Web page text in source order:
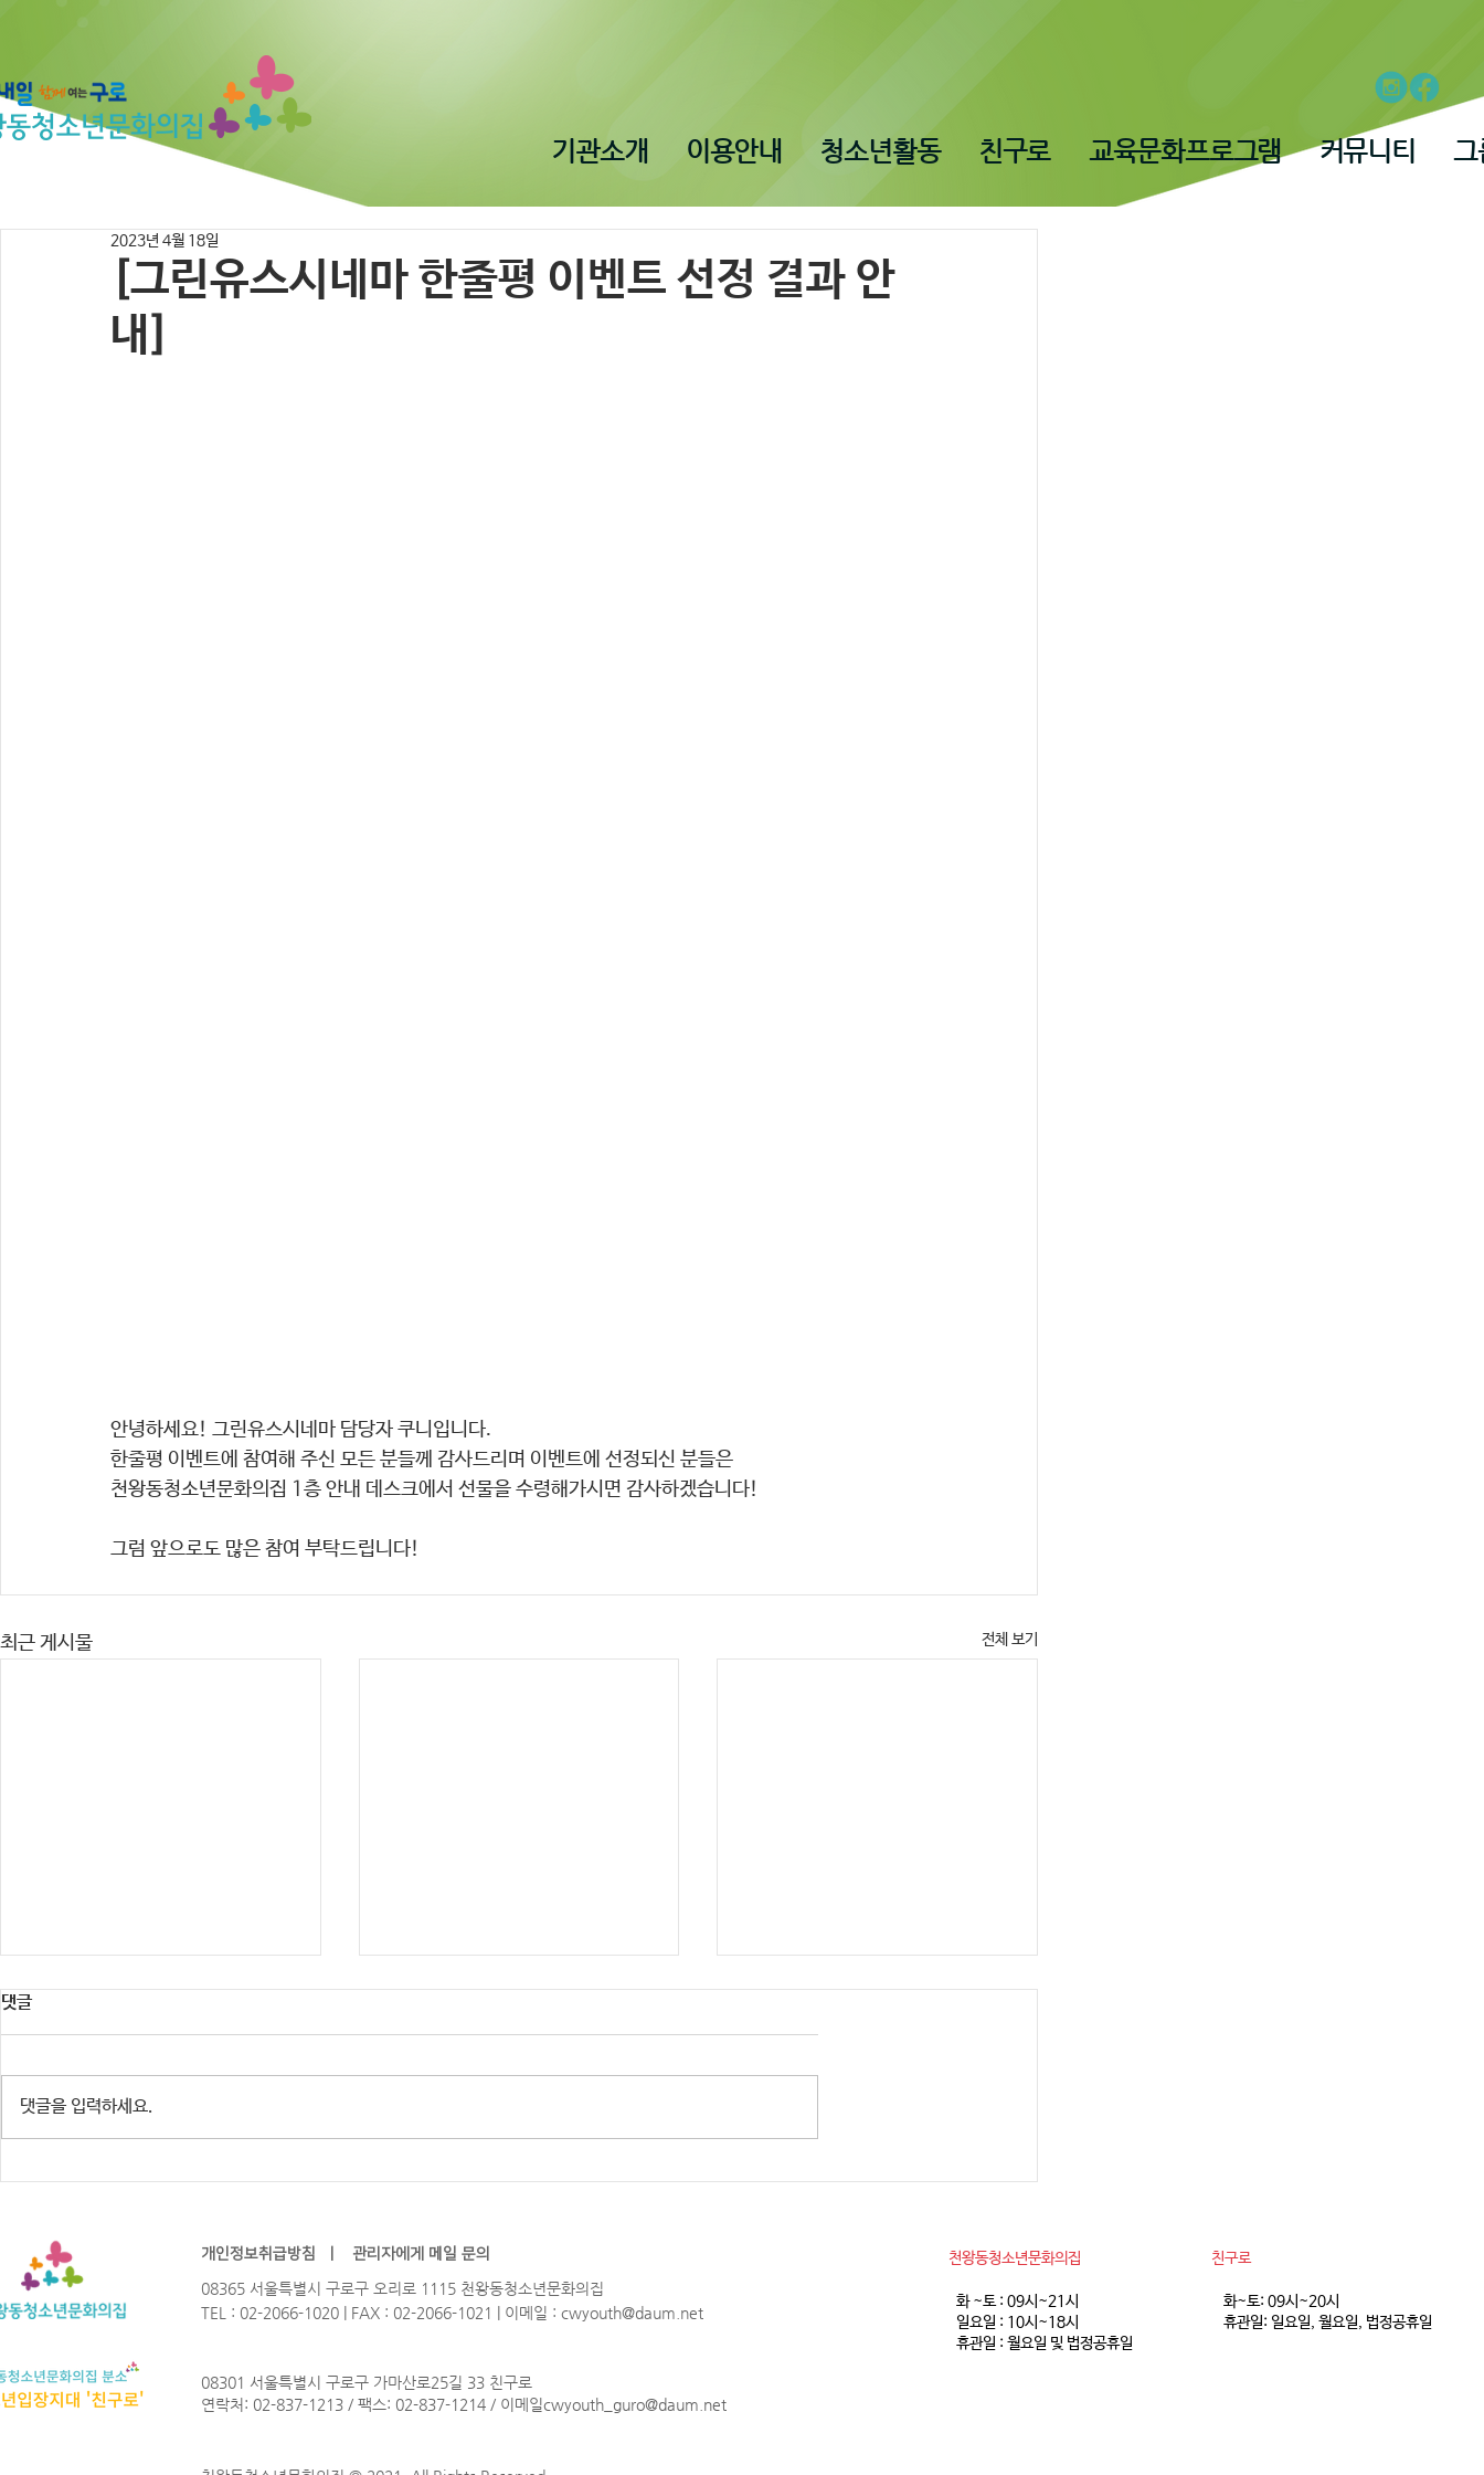
기관소개 이용안내 청소년활동 친구로 교육문화프로그램 커뮤니티 그
[그린유스시네마 한줄평 이벤트 선정 결과 안
내]
2023년 4월 18일
안녕하세요! 그린유스시네마 담당자 쿠니입니다.
한줄평 이벤트에 참여해 주신 모든 분들께 감사드리며 이벤트에 선정되신 분들은
천왕동청소년문화의집 1층 안내 데스크에서 선물을 수령해가시면 감사하겠습니다!
그럼 앞으로도 많은 참여 부탁드립니다!
최근 게시물 전체 보기
댓글
댓글을 입력하세요.
개인정보취급방침
관리자에게 메일 문의
08365 서울특별시 구로구 오리로 1115 천왕동청소년문화의집
TEL : 02-2066-1020 | FAX : 02-2066-1021 | 이메일 : cwyouth@daum.net
08301 서울특별시 구로구 가마산로25길 33 친구로
연락처: 02-837-1213 / 팩스: 02-837-1214 / 이메일cwyouth_guro@daum.net
​천왕동청소년문화의집
화 ~토 : 09시~21시
일요일 : 10시~18시
휴관일 : 월요일 및 법정공휴일
친구로
화~토: 09시~20시
휴관일: 일요일, 월요일, 법정공휴일